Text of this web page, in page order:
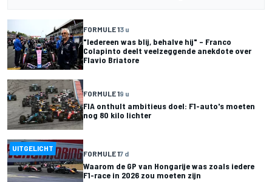
FORMULE 13 u
"Iedereen was blij, behalve hij" – Franco
Colapinto deelt veelzeggende anekdote over
Flavio Briatore
FORMULE 19 u
FIA onthult ambitieus doel: F1-auto's moeten
nog 80 kilo lichter
UITGELICHT
FORMULE 17 d
Waarom de GP van Hongarije was zoals iedere
F1-race in 2026 zou moeten zijn